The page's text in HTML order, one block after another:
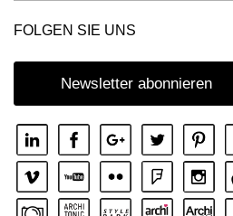
FOLGEN SIE UNS
Newsletter abonnieren